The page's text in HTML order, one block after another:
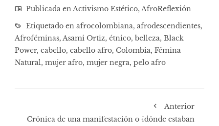
Publicada enActivismo Estético, AfroReflexión
Etiquetado en afrocolombiana, afrodescendientes,
Afroféminas, Asami Ortiz, étnico, belleza, Black
Power, cabello, cabello afro, Colombia, Fémina
Natural, mujer afro, mujer negra, pelo afro
Anterior
Crónica de una manifestación o ¿dónde estaban